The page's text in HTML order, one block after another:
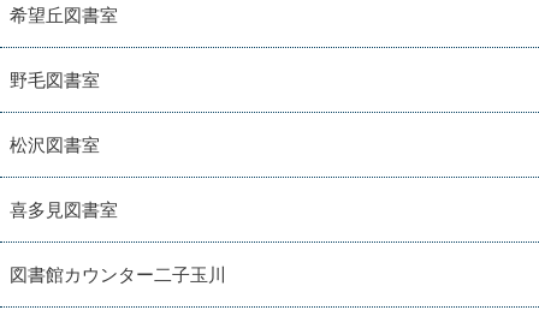
希望丘図書室
野毛図書室
松沢図書室
喜多見図書室
図書館カウンター二子玉川